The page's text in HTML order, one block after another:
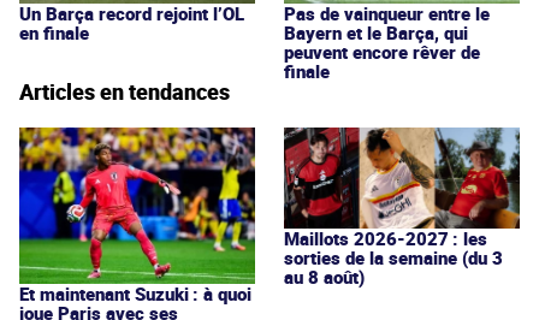
Un Barça record rejoint l’OL
en finale
Pas de vainqueur entre le
Bayern et le Barça, qui
peuvent encore rêver de
finale
Articles en tendances
Et maintenant Suzuki : à quoi
joue Paris avec ses
Maillots 2026-2027 : les
sorties de la semaine (du 3
au 8 août)